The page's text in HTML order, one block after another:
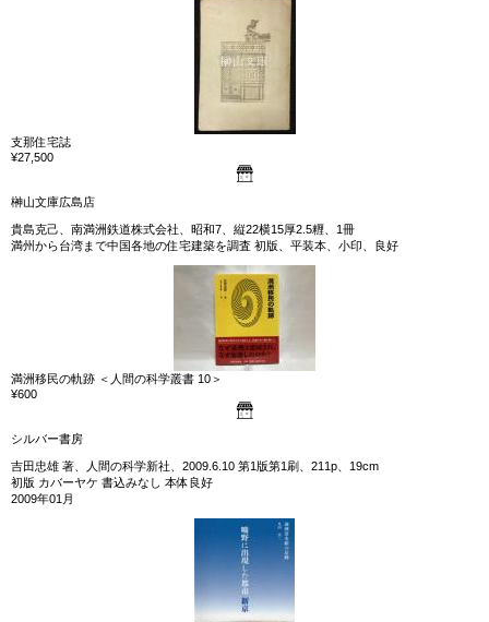
支那住宅誌
¥27,500
榊山文庫広島店
貴島克己、南満洲鉄道株式会社、昭和7、縦22横15厚2.5糎、1冊
満州から台湾まで中国各地の住宅建築を調査 初版、平装本、小印、良好
満洲移民の軌跡 ＜人間の科学叢書 10＞
¥600
シルバー書房
吉田忠雄 著、人間の科学新社、2009.6.10 第1版第1刷、211p、19cm
初版 カバーヤケ 書込みなし 本体良好
2009年01月